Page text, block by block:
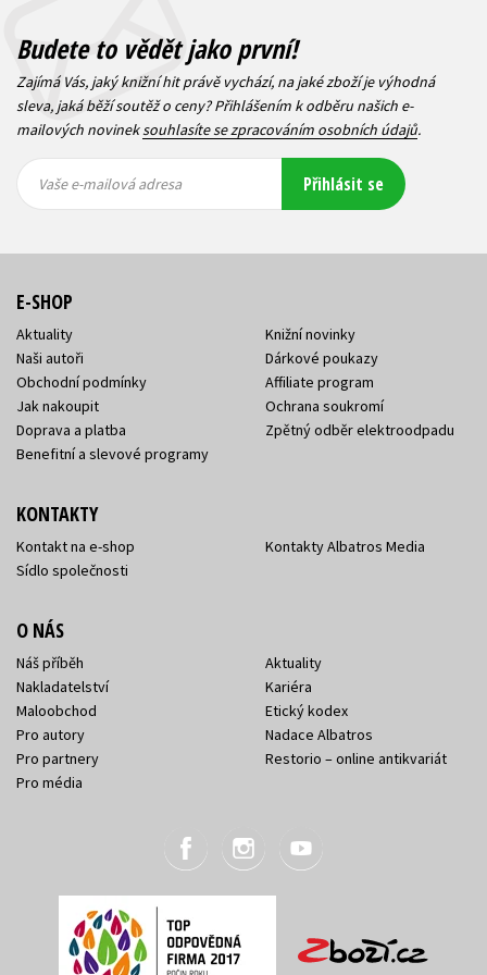
Budete to vědět jako první!
Zajímá Vás, jaký knižní hit právě vychází, na jaké zboží je výhodná
sleva, jaká běží soutěž o ceny? Přihlášením k odběru našich e-
mailových novineksouhlasíte se zpracováním osobních údajů.
mailová
mailová
Vaše e-mailová adresa Přihlásit se
E-SHOP
Aktuality
Naši autoři
Obchodní podmínky
Jak nakoupit
Doprava a platba
Benefitní a slevové programy
Knižní novinky
Dárkové poukazy
Affiliate program
Ochrana soukromí
Zpětný odběr elektroodpadu
KONTAKTY
Kontakt na e-shop
Sídlo společnosti
Kontakty Albatros Media
O NÁS
Náš příběh
Nakladatelství
Maloobchod
Pro autory
Pro partnery
Pro média
Aktuality
Kariéra
Etický kodex
Nadace Albatros
Restorio – online antikvariát